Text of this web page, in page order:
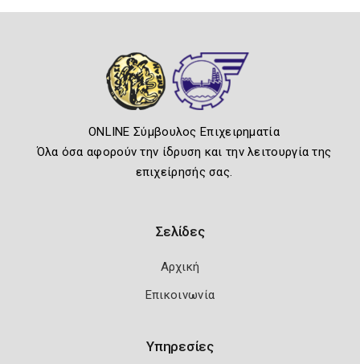
ONLINE Σύμβουλος Επιχειρηματία
Όλα όσα αφορούν την ίδρυση και την λειτουργία της
επιχείρησής σας.
Σελίδες
Αρχική
Επικοινωνία
Υπηρεσίες